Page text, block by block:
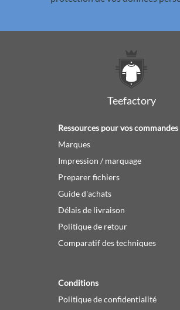
Teefactory
Ressources pour vos commandes
Marques
Impression / marquage
Preparer fichiers
Guide d'achats
Délais de livraison
Politique de retour
Comparatif des techniques
Conditions
Politique de confidentialité